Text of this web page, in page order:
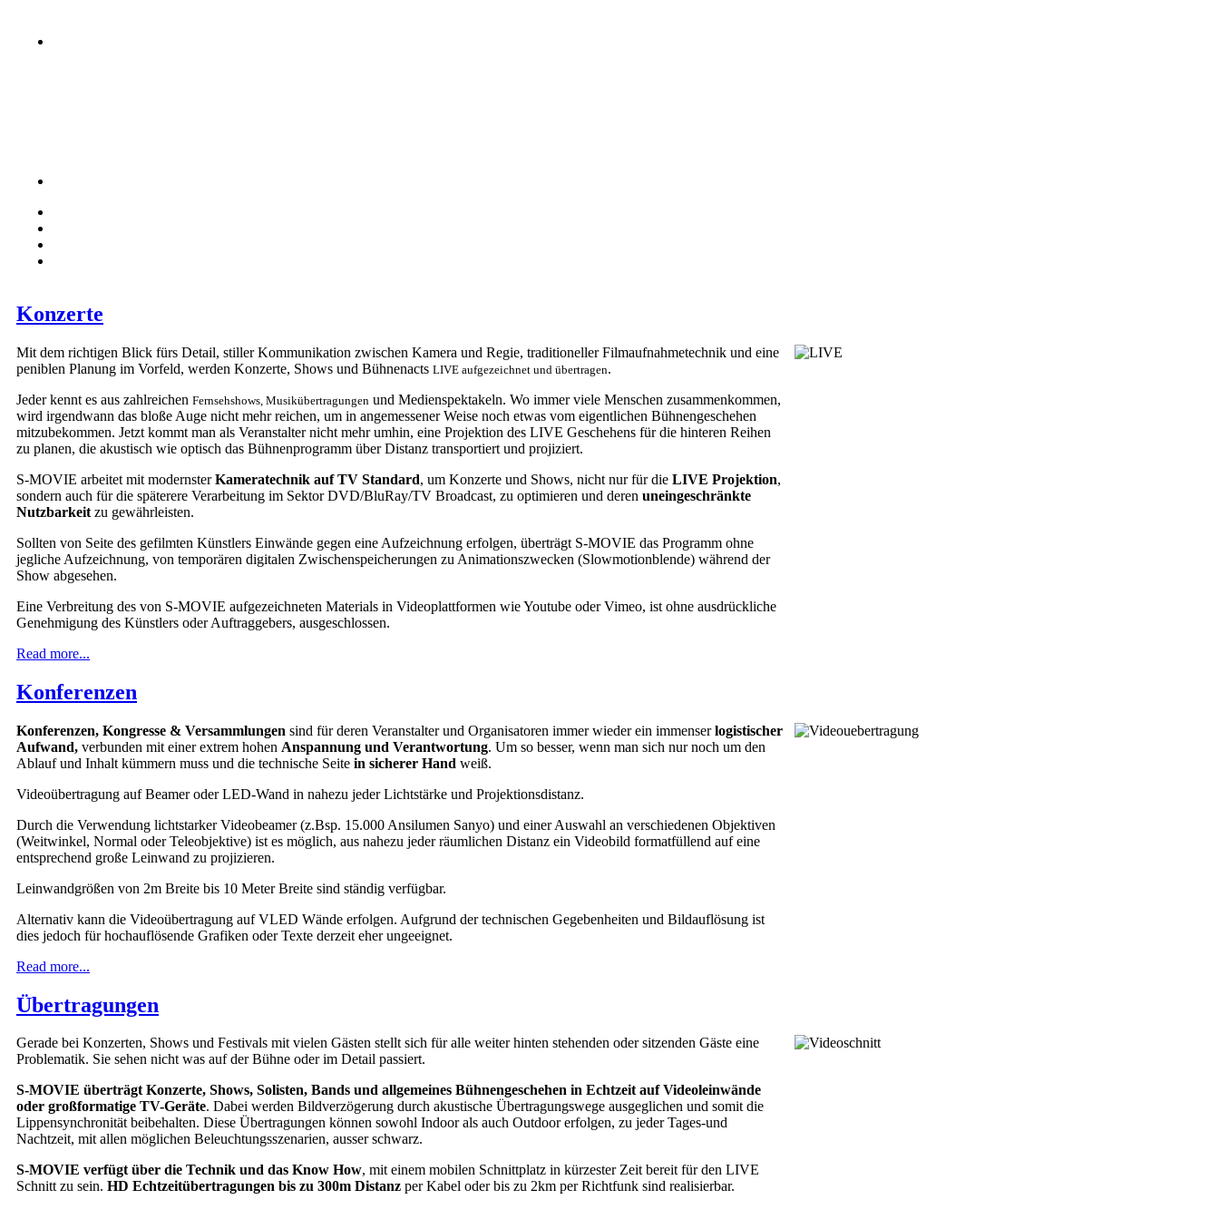
Konzerte
Mit dem richtigen Blick fürs Detail, stiller Kommunikation zwischen Kamera und Regie, traditioneller Filmaufnahmetechnik und eine
peniblen Planung im Vorfeld, werden Konzerte, Shows und Bühnenacts LIVE aufgezeichnet und übertragen.
Jeder kennt es aus zahlreichen Fernsehshows, Musikübertragungen und Medienspektakeln. Wo immer viele Menschen zusammenkommen,
wird irgendwann das bloße Auge nicht mehr reichen, um in angemessener Weise noch etwas vom eigentlichen Bühnengeschehen
mitzubekommen. Jetzt kommt man als Veranstalter nicht mehr umhin, eine Projektion des LIVE Geschehens für die hinteren Reihen
zu planen, die akustisch wie optisch das Bühnenprogramm über Distanz transportiert und projiziert.
S-MOVIE arbeitet mit modernsterKameratechnik auf TV Standard, um Konzerte und Shows, nicht nur für die LIVE Projektion,
sondern auch für die späterere Verarbeitung im Sektor DVD/BluRay/TV Broadcast, zu optimieren und deren uneingeschränkte
Nutzbarkeit zu gewährleisten.
Sollten von Seite des gefilmten Künstlers Einwände gegen eine Aufzeichnung erfolgen, überträgt S-MOVIE das Programm ohne
jegliche Aufzeichnung, von temporären digitalen Zwischenspeicherungen zu Animationszwecken (Slowmotionblende) während der
Show abgesehen.
Eine Verbreitung des von S-MOVIE aufgezeichneten Materials in Videoplattformen wie Youtube oder Vimeo, ist ohne ausdrückliche
Genehmigung des Künstlers oder Auftraggebers, ausgeschlossen.
Read more...
Konferenzen
Konferenzen, Kongresse & Versammlungen sind für deren Veranstalter und Organisatoren immer wieder ein immenserlogistischer
Aufwand, verbunden mit einer extrem hohen Anspannung und Verantwortung. Um so besser, wenn man sich nur noch um den
Ablauf und Inhalt kümmern muss und die technische Seite in sicherer Hand weiß.
Videoübertragung auf Beamer oder LED-Wand in nahezu jeder Lichtstärke und Projektionsdistanz.
Durch die Verwendung lichtstarker Videobeamer (z.Bsp. 15.000 Ansilumen Sanyo) und einer Auswahl an verschiedenen Objektiven
(Weitwinkel, Normal oder Teleobjektive) ist es möglich, aus nahezu jeder räumlichen Distanz ein Videobild formatfüllend auf eine
entsprechend große Leinwand zu projizieren.
Leinwandgrößen von 2m Breite bis 10 Meter Breite sind ständig verfügbar.
Alternativ kann die Videoübertragung auf VLED Wände erfolgen. Aufgrund der technischen Gegebenheiten und Bildauflösung ist
dies jedoch für hochauflösende Grafiken oder Texte derzeit eher ungeeignet.
Read more...
Übertragungen
Gerade bei Konzerten, Shows und Festivals mit vielen Gästen stellt sich für alle weiter hinten stehenden oder sitzenden Gäste eine
Problematik. Sie sehen nicht was auf der Bühne oder im Detail passiert.
S-MOVIE überträgt Konzerte, Shows, Solisten, Bands und allgemeines Bühnengeschehen in Echtzeit auf Videoleinwände
oder großformatige TV-Geräte. Dabei werden Bildverzögerung durch akustische Übertragungswege ausgeglichen und somit die
Lippensynchronität beibehalten. Diese Übertragungen können sowohl Indoor als auch Outdoor erfolgen, zu jeder Tages-und
Nachtzeit, mit allen möglichen Beleuchtungsszenarien, ausser schwarz.
S-MOVIE verfügt über die Technik und das Know How, mit einem mobilen Schnittplatz in kürzester Zeit bereit für den LIVE
Schnitt zu sein. HD Echtzeitübertragungen bis zu 300m Distanz per Kabel oder bis zu 2km per Richtfunk sind realisierbar.